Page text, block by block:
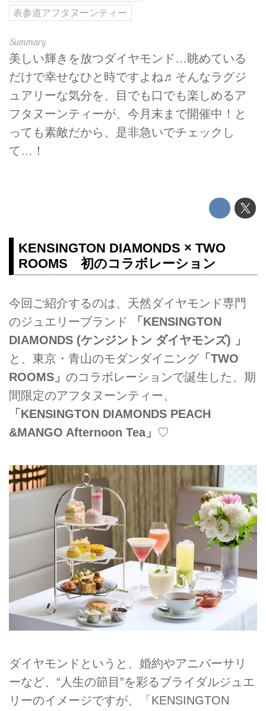
表参道アフタヌーンティー
美しい輝きを放つダイヤモンド…眺めている
だけで幸せなひと時ですよね♬そんなラグジ
ュアリーな気分を、目でも口でも楽しめるア
フタヌーンティーが、今月末まで開催中！と
っても素敵だから、是非急いでチェックし
て…！
KENSINGTON DIAMONDS × TWO
ROOMS 初のコラボレーション
今回ご紹介するのは、天然ダイヤモンド専門
のジュエリーブランド
「KENSINGTON
DIAMONDS (ケンジントン ダイヤモンズ) 」
と、東京・青山のモダンダイニング 「TWO
ROOMS」 のコラボレーションで誕生した、期
間限定のアフタヌーンティー、
「KENSINGTON DIAMONDS PEACH
&MANGO Afternoon Tea」 ♡
ダイヤモンドというと、婚約やアニバーサリ
ーなど、“人生の節目”を彩るブライダルジュエ
リーのイメージですが、「KENSINGTON